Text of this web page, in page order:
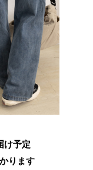
け予定
ります